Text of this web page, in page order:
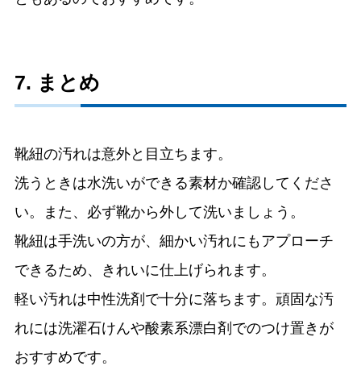
7. まとめ
靴紐の汚れは意外と目立ちます。
洗うときは水洗いができる素材か確認してくださ
い。また、必ず靴から外して洗いましょう。
靴紐は手洗いの方が、細かい汚れにもアプローチ
できるため、きれいに仕上げられます。
軽い汚れは中性洗剤で十分に落ちます。頑固な汚
れには洗濯石けんや酸素系漂白剤でのつけ置きが
おすすめです。